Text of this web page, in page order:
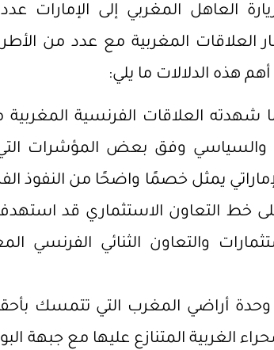
العاهل المغربي إلى الإمارات
المغربية مع عدد من الأطراف
هذه الدلالات ما يلي:
شهدته العلاقات الفرنسية
وفق بعض المؤشرات التي
يمثل خصمًا واضحًا من النفوذ
على خط التعاون الاستثماري قد
والتعاون الثنائي
وحدة أراضي المغرب التي تتمسك
الغربية المتنازع عليها مع جبهة